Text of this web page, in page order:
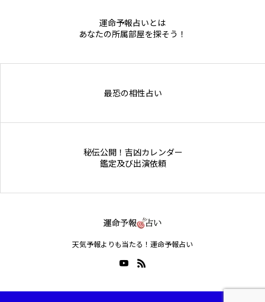
運命予報占いとは
あなたの所属部屋を探そう！
最恐の相性占い
秘伝公開！吉凶カレンダー
鑑定及び出演依頼
天気予報よりも当たる！運命予報占い